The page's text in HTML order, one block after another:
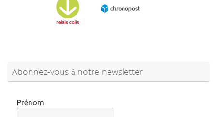
Abonnez-vous à notre newsletter
Prénom